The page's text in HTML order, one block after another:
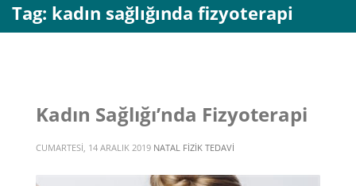
Tag: kadın sağlığında fizyoterapi
Kadın Sağlığı’nda Fizyoterapi
CUMARTESI, 14 ARALIK 2019 NATAL FIZIK TEDAVI